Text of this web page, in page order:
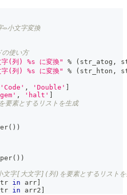
⇔小文字変換
使い方
(列) %s に変換" % ( str_atog ,
(列) %s に変換" % ( str_hton ,
'Code' , 'Double'
, 'halt'
素とするリストを生成
( ) )
( ) )
文字[大文字](列)を要素とするリストを
in arr
in arr2